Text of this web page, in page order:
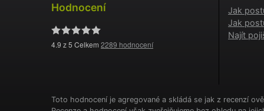
Hodnocení
4.9 z 5 Celkem 2289 hodnocení
Jak
Jak
Najít
Toto hodnocení je agregované a skládá se jak z recenzí